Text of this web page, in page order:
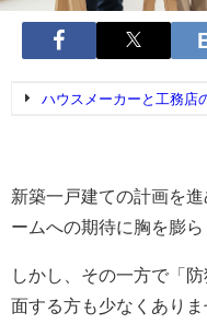
ハウスメーカーと工務店
新築一戸建ての計画を
ームへの期待に胸を膨ら
しかし、その一方で「
面する方も少なくありま